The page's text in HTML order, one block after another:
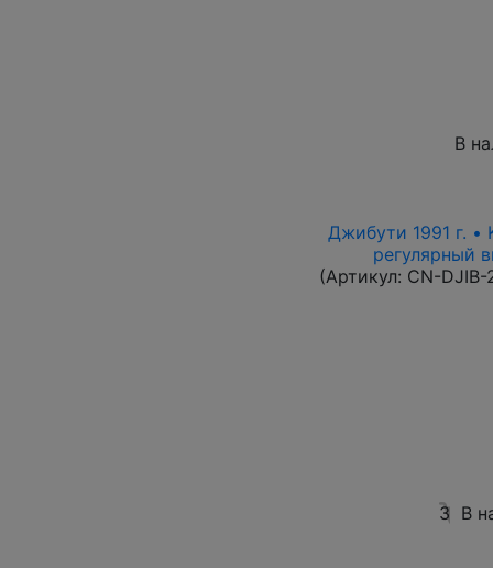
В
Джибути 1991 г. •
регулярный
(Артикул: CN-DJIB-
3 В